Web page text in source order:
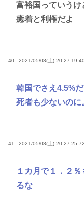
富裕国っていうけ
癒着と利権だよ
40 : 2021/05/08(土)
韓国でさえ4.5%
死者も少ないのに
41 : 2021/05/08(土) 20:27:25.72
１カ月で１．２
るな